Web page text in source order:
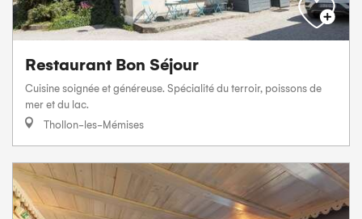
Restaurant Bon Séjour
Cuisine soignée et généreuse. Spécialité du terroir, poissons de
mer et du lac.
Thollon-les-Mémises